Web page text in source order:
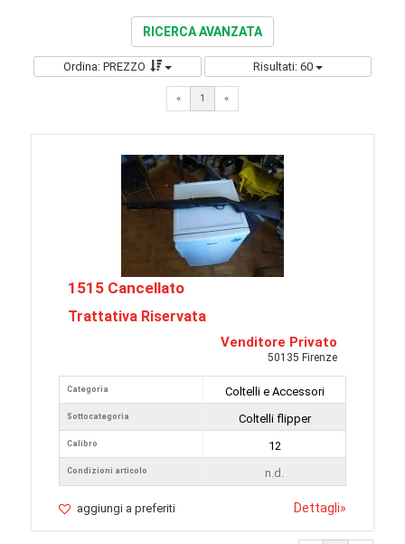
RICERCA AVANZATA
Ordina: PREZZO Risultati: 60
« 1 «
1515 Cancellato
Trattativa Riservata
Venditore Privato
50135 Firenze
Categoria
Sottocategoria
Calibro
Condizioni articolo
Coltelli e Accessori
Coltelli flipper
12
n.d.
aggiungi a preferiti Dettagli»